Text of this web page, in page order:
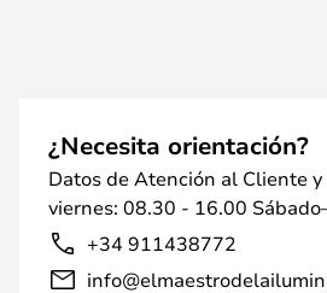
¿Necesita orientación?
Datos de Atención al Cliente y
viernes: 08.30 - 16.00
+34 911438772